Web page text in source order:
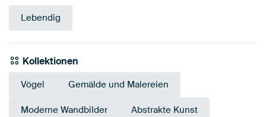
Lebendig
Kollektionen
Vögel Gemälde und Malereien
Moderne Wandbilder Abstrakte Kunst